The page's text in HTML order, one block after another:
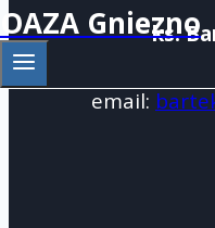
OAZA Gniezno
ks.
email: